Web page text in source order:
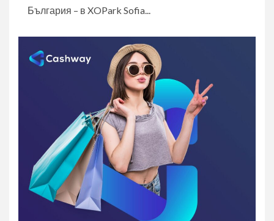
България – в XOPark Sofia...